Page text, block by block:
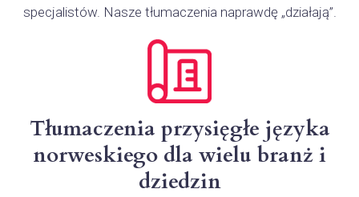
specjalistów. Nasze tłumaczenia naprawdę „działają”.
Tłumaczenia przysięgłe języka
norweskiego dla wielu branż i
dziedzin